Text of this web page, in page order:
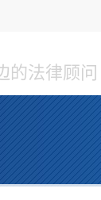
的法律顾问